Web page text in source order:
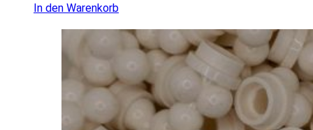
In den Warenkorb